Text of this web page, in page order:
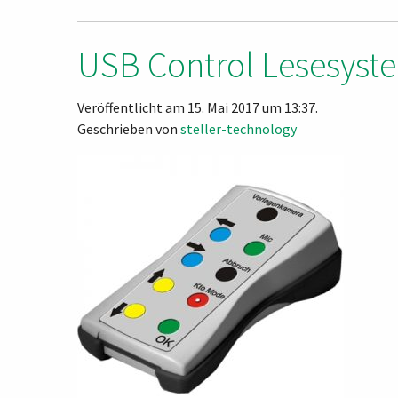
USB Control
Veröffentlicht am 15. Mai 2017 um 13:37.
Geschrieben von steller-technology